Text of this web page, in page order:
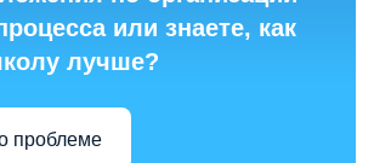
или знаете, как
лучше?
проблеме